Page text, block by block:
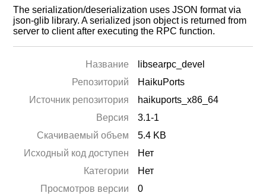
The serialization/deserialization uses JSON format via
json-glib library. A serialized json object is returned from
server to client after executing the RPC function.
Название
libsearpc_devel
Репозиторий
HaikuPorts
Источник репозитория
haikuports_x86_64
Версия
3.1-1
Скачиваемый объем
5.4 KB
Исходный код доступен
Нет
Категории
Нет
Просмотров версии
0